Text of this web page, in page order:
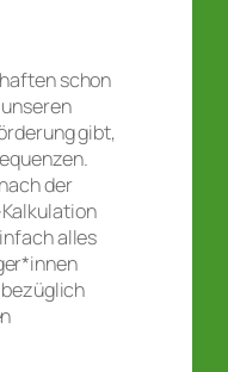
schon
gibt,
der
alles